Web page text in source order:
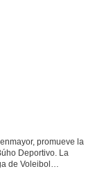
promueve la
Deportivo. La
de Voleibol